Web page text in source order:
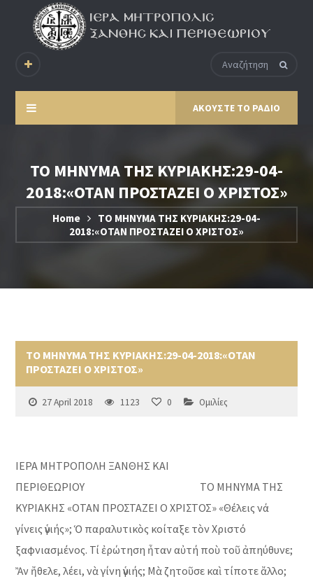
ΑΚΟΥΣΤΕ ΤΟ ΡΑΔΙΟ
ΤΟ ΜΗΝΥΜΑ ΤΗΣ ΚΥΡΙΑΚΗΣ:29-04-
2018:«ΟΤΑΝ ΠΡΟΣΤΑΖΕΙ Ο ΧΡΙΣΤΟΣ»
Home
ΤΟ ΜΗΝΥΜΑ ΤΗΣ ΚΥΡΙΑΚΗΣ:29-04-
2018:«ΟΤΑΝ ΠΡΟΣΤΑΖΕΙ Ο ΧΡΙΣΤΟΣ»
ΤΟ ΜΗΝΥΜΑ ΤΗΣ ΚΥΡΙΑΚΗΣ:29-04-2018:«ΟΤΑΝ
ΠΡΟΣΤΑΖΕΙ Ο ΧΡΙΣΤΟΣ»
27 April 2018 1123 0 Ομιλίες
ΙΕΡΑ ΜΗΤΡΟΠΟΛΗ ΞΑΝΘΗΣ ΚΑΙ
ΠΕΡΙΘΕΩΡΙΟΥ ΤΟ ΜΗΝΥΜΑ ΤΗΣ
ΚΥΡΙΑΚΗΣ «ΟΤΑΝ ΠΡΟΣΤΑΖΕΙ Ο ΧΡΙΣΤΟΣ» «Θέλεις νά
γίνεις ὑγιής»; Ὁ παραλυτικὸς κοίταξε τὸν Χριστό
ξαφνιασμένος. Τί ἐρώτηση ἦταν αὐτή ποὺ τοῦ ἀπηύθυνε;
Ἂν ἤθελε, λέει, νὰ γίνη ὑγιής; Μὰ ζητοῦσε καὶ τίποτε ἄλλο;